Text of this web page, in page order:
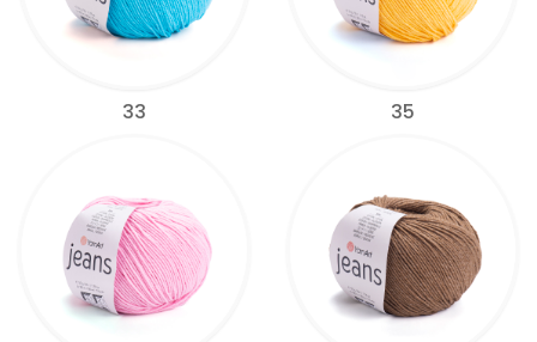
33 35